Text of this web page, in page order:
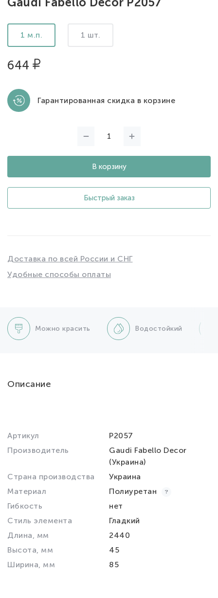
1 м.п. 1 шт.
644
Гарантированная скидка в корзине
В корзину
Быстрый заказ
Доставка по всей России и СНГ
Удобные способы оплаты
Можно красить Водостойкий
Описание
Артикул
P2057
Производитель
Gaudi Fabello Decor
(Украина)
Страна производства
Украина
Материал
Полиуретан
Гибкость
нет
Стиль элемента
Гладкий
Длина, мм
2440
Высота, мм
45
Ширина, мм
85